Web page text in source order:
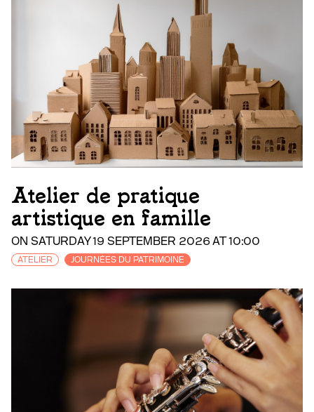
Atelier de pratique
artistique en famille
ON SATURDAY 19 SEPTEMBER 2026 AT 10:00
ATELIER JOURNÉES DU PATRIMOINE